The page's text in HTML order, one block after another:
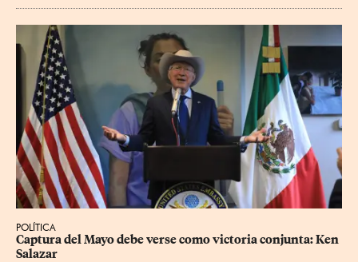
POLÍTICA
Captura del Mayo debe verse como victoria conjunta: Ken
Salazar